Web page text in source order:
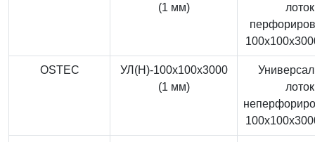
(1 мм)
лоток
OSTEC
УЛ(Н)-100x100x3000
(1 мм)
лоток